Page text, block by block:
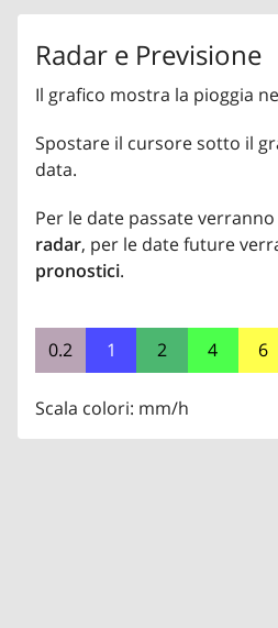
Radar e Previsione
Il grafico mostra la pioggia
Spostare il cursore sotto il
data.
Per le date passate
radar, per le date future
pronostici.
0.2 1 2 4 6
Scala colori: mm/h